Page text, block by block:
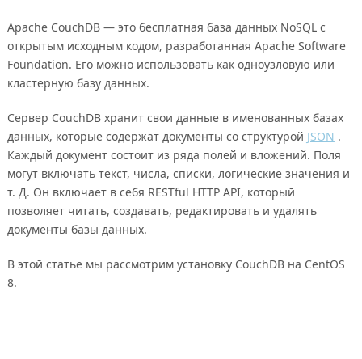
Apache CouchDB — это бесплатная база данных NoSQL с
открытым исходным кодом, разработанная Apache Software
Foundation. Его можно использовать как одноузловую или
кластерную базу данных.
Сервер CouchDB хранит свои данные в именованных базах
данных, которые содержат документы со структурой JSON .
Каждый документ состоит из ряда полей и вложений. Поля
могут включать текст, числа, списки, логические значения и
т. Д. Он включает в себя RESTful HTTP API, который
позволяет читать, создавать, редактировать и удалять
документы базы данных.
В этой статье мы рассмотрим установку CouchDB на CentOS
8.